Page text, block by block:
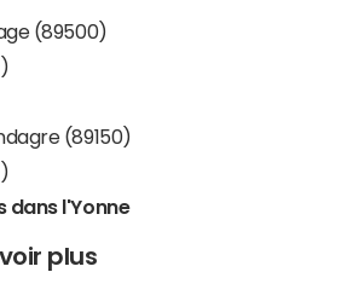
(89500)
(89150)
dans l'Yonne
plus